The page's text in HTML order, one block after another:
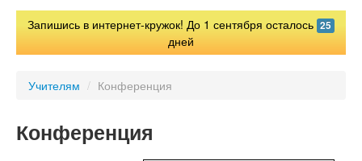
Главная
Турниры
Запишись в интернет-кружок! До 1 сентября осталось 25
дней
Учителям / Конференция
Конференция